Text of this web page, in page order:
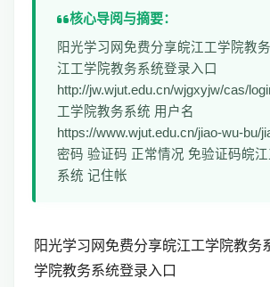
核心导阅与摘要：
阳光学习网免费分享皖江工学院教
江工学院教务系统登录入口
http://jw.wjut.edu.cn/wjgxyjw/cas/
工学院教务系统 用户名
https://www.wjut.edu.cn/jiao-wu-bu/
密码 验证码 正常情况 免验证码皖
系统 记住帐
阳光学习网免费分享皖江工学院教务
学院教务系统登录入口